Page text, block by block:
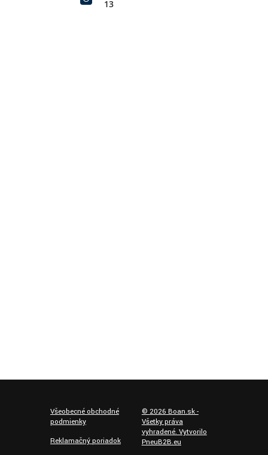
13
Všeobecné obchodné
podmienky
Reklamačný poriadok
© 2026 Boan.sk -
Všetky práva
vyhradené. Vytvorilo
PneuB2B.eu